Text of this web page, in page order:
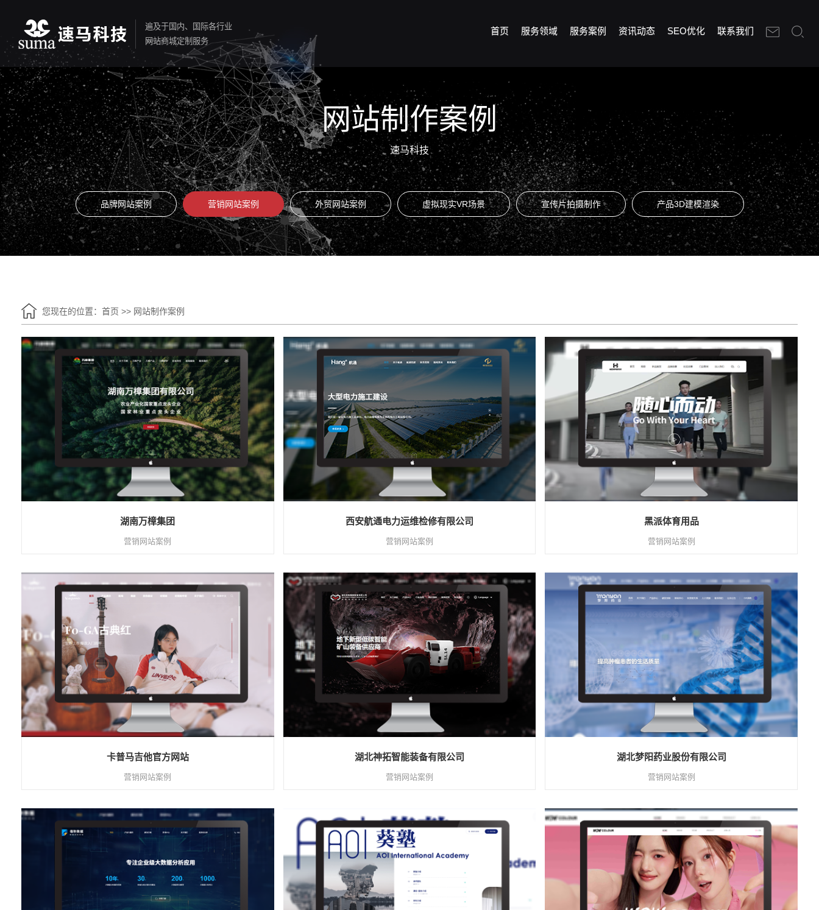
遍及于国内、国际各行业
网站商城定制服务
首页 服务领域 服务案例 资讯动态 SEO优化 联系我们
网站制作案例
速马科技
品牌网站案例 营销网站案例 外贸网站案例 虚拟现实VR场景 宣传片拍摄制作 产品3D建模渲染
您现在的位置： 首页 >> 网站制作案例
湖南万樟集团
营销网站案例
西安航通电力运维检修有限公司
营销网站案例
黑派体育用品
营销网站案例
卡普马吉他官方网站
营销网站案例
湖北神拓智能装备有限公司
营销网站案例
湖北梦阳药业股份有限公司
营销网站案例